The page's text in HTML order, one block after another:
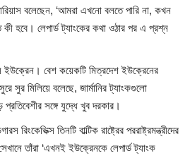
বলেছেন, ‘আমরা এখনো বলতে পারি না, কখন
কী হবে। লেপার্ড ট্যাংকের কথা ওঠার পর এ প্রশ্ন
ইউক্রেন। বেশ কয়েকটি মিত্রদেশ ইউক্রেনের
সুর মিলিয়ে বলেছে, জার্মানির ট্যাংকগুলো
সঙ্গে যুদ্ধে খুব দরকার।
রিংকেভিক্স তিনটি বাল্টিক রাষ্ট্রের পররাষ্ট্রমন্ত্রীদের
তাঁরা ‘এখনই ইউক্রেনকে লেপার্ড ট্যাংক